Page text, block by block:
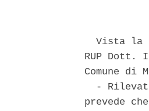
Vista la
RUP
Comune
-
prevede